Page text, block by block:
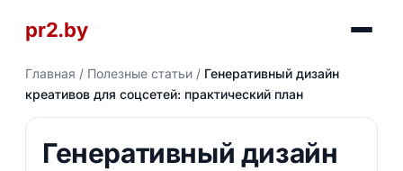
pr2.by
Главная / Полезные статьи/ Генеративный дизайн
креативов для соцсетей: практический план
Генеративный дизайн